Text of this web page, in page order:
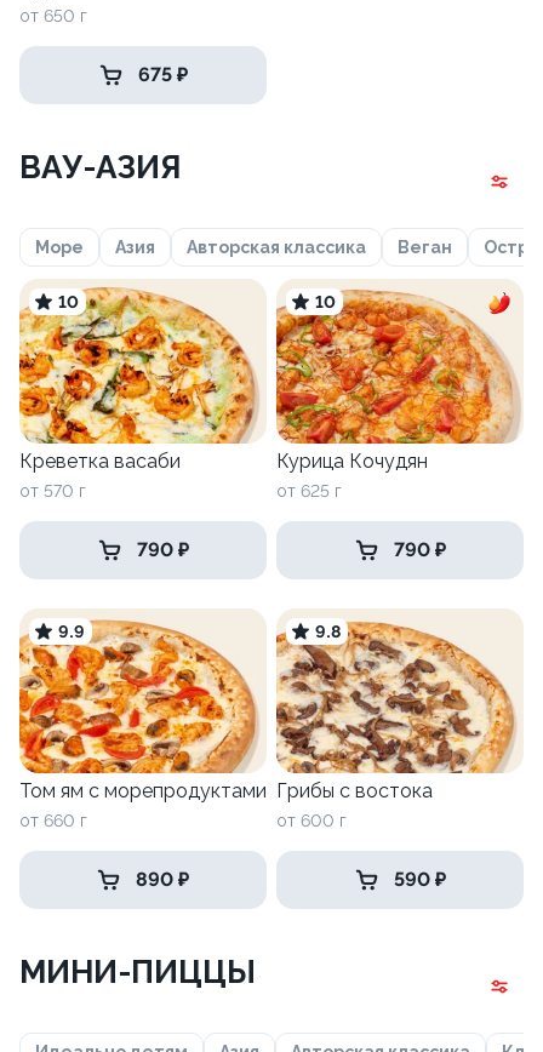
от 650 г
675 ₽
ВАУ-АЗИЯ
Море Азия Авторская классика Веган
10
Креветка васаби
от 570 г
790 ₽
10
Курица Кочудян
от 625 г
790 ₽
9.9
Том ям с морепродуктами
от 660 г
890 ₽
9.8
Грибы с востока
от 600 г
590 ₽
МИНИ-ПИЦЦЫ